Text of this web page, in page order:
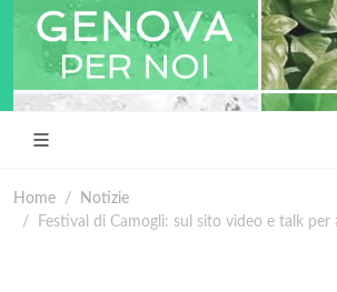
Home
Notizie
Festival di Camogli: sul sito video e talk per